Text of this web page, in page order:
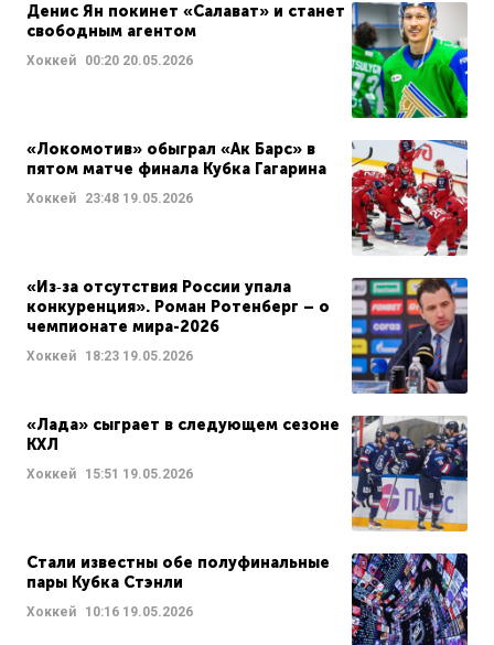
Денис Ян покинет «Салават» и станет
свободным агентом
Хоккей 00:20 20.05.2026
«Локомотив» обыграл «Ак Барс» в
пятом матче финала Кубка Гагарина
Хоккей 23:48 19.05.2026
«Из‑за отсутствия России упала
конкуренция». Роман Ротенберг – о
чемпионате мира-2026
Хоккей 18:23 19.05.2026
«Лада» сыграет в следующем сезоне
КХЛ
Хоккей 15:51 19.05.2026
Стали известны обе полуфинальные
пары Кубка Стэнли
Хоккей 10:16 19.05.2026